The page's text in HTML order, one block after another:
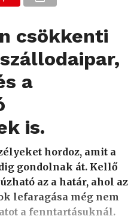
csökkenti
a
is.
hordoz, amit a
gondolnak át. Kellő
az a határ, ahol az
lefaragása még nem
a fenntartásuknál.